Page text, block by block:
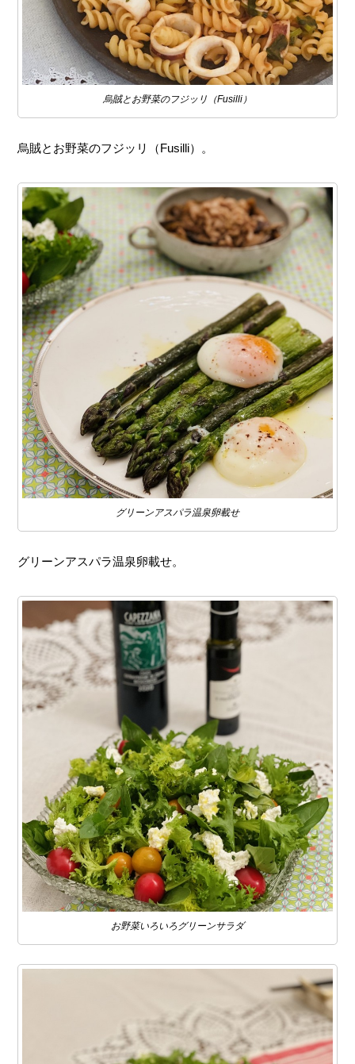
烏賊とお野菜のフジッリ（Fusilli）
烏賊とお野菜のフジッリ（Fusilli）。
グリーンアスパラ温泉卵載せ
グリーンアスパラ温泉卵載せ。
お野菜いろいろグリーンサラダ